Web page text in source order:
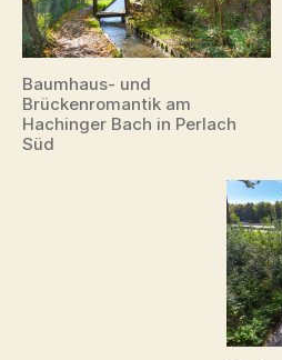
Baumhaus- und
Brückenromantik am
Hachinger Bach in Perlach
Süd